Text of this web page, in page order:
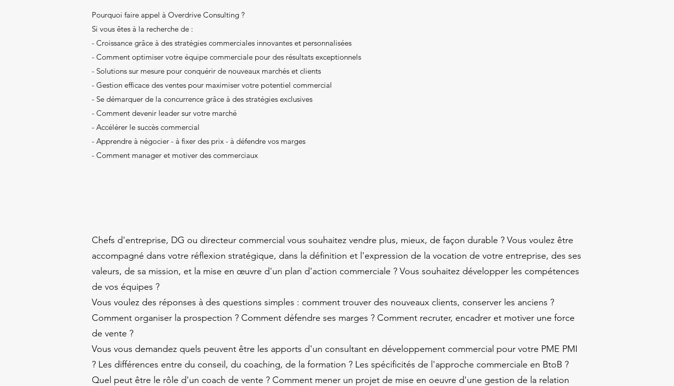
Pourquoi faire appel à Overdrive Consulting ?
Si vous êtes à la recherche de :
- Croissance grâce à des stratégies commerciales innovantes et personnalisées
- Comment optimiser votre équipe commerciale pour des résultats exceptionnels
- Solutions sur mesure pour conquérir de nouveaux marchés et clients
- Gestion efficace des ventes pour maximiser votre potentiel commercial
- Se démarquer de la concurrence grâce à des stratégies exclusives
- Comment devenir leader sur votre marché
- Accélérer le succès commercial
- Apprendre à négocier - à fixer des prix - à défendre vos marges
- Comment manager et motiver des commerciaux
Chefs d'entreprise, DG ou directeur commercial vous souhaitez vendre plus, mieux, de façon durable ? Vous voulez être
accompagné dans votre réflexion stratégique, dans la définition et l'expression de la vocation de votre entreprise, des ses
valeurs, de sa mission, et la mise en œuvre d'un plan d'action commerciale ? Vous souhaitez développer les compétences
de vos équipes ?
Vous voulez des réponses à des questions simples : comment trouver des nouveaux clients, conserver les anciens ?
Comment organiser la prospection ? Comment défendre ses marges ? Comment recruter, encadrer et motiver une force
de vente ?
Vous vous demandez quels peuvent être les apports d'un consultant en développement commercial pour votre PME PMI
? Les différences entre du conseil, du coaching, de la formation ? Les spécificités de l'approche commerciale en BtoB ?
Quel peut être le rôle d'un coach de vente ? Comment mener un projet de mise en oeuvre d'une gestion de la relation